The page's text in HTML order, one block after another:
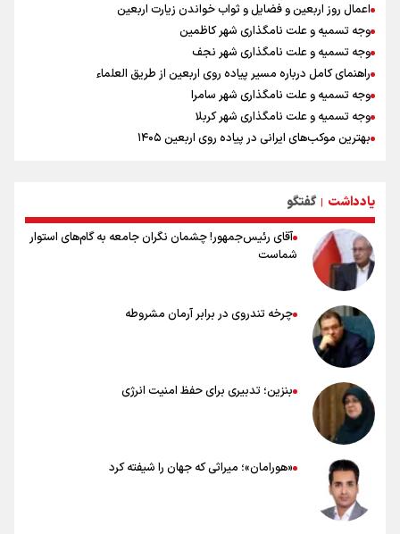
اعمال روز اربعین و فضایل و ثواب خواندن زیارت اربعین
وجه تسمیه و علت نامگذاری شهر کاظمین
وجه تسمیه و علت نامگذاری شهر نجف
راهنمای کامل درباره مسیر پیاده روی اربعین از طریق العلماء
وجه تسمیه و علت نامگذاری شهر سامرا
وجه تسمیه و علت نامگذاری شهر کربلا
بهترین موکب‌های ایرانی در پیاده روی اربعین ۱۴۰۵
۲۰ نکته دوستانه درباره پیاده روی اربعین و عراقی ها
یادداشت | گفتگو
آقای رئیس‌جمهور! چشمان نگران جامعه به گام‌های استوار
شماست
چرخه تندروی در برابر آرمان مشروطه
بنزین؛ تدبیری برای حفظ امنیت انرژی
«هورامان»؛ میراثی که جهان را شیفته کرد